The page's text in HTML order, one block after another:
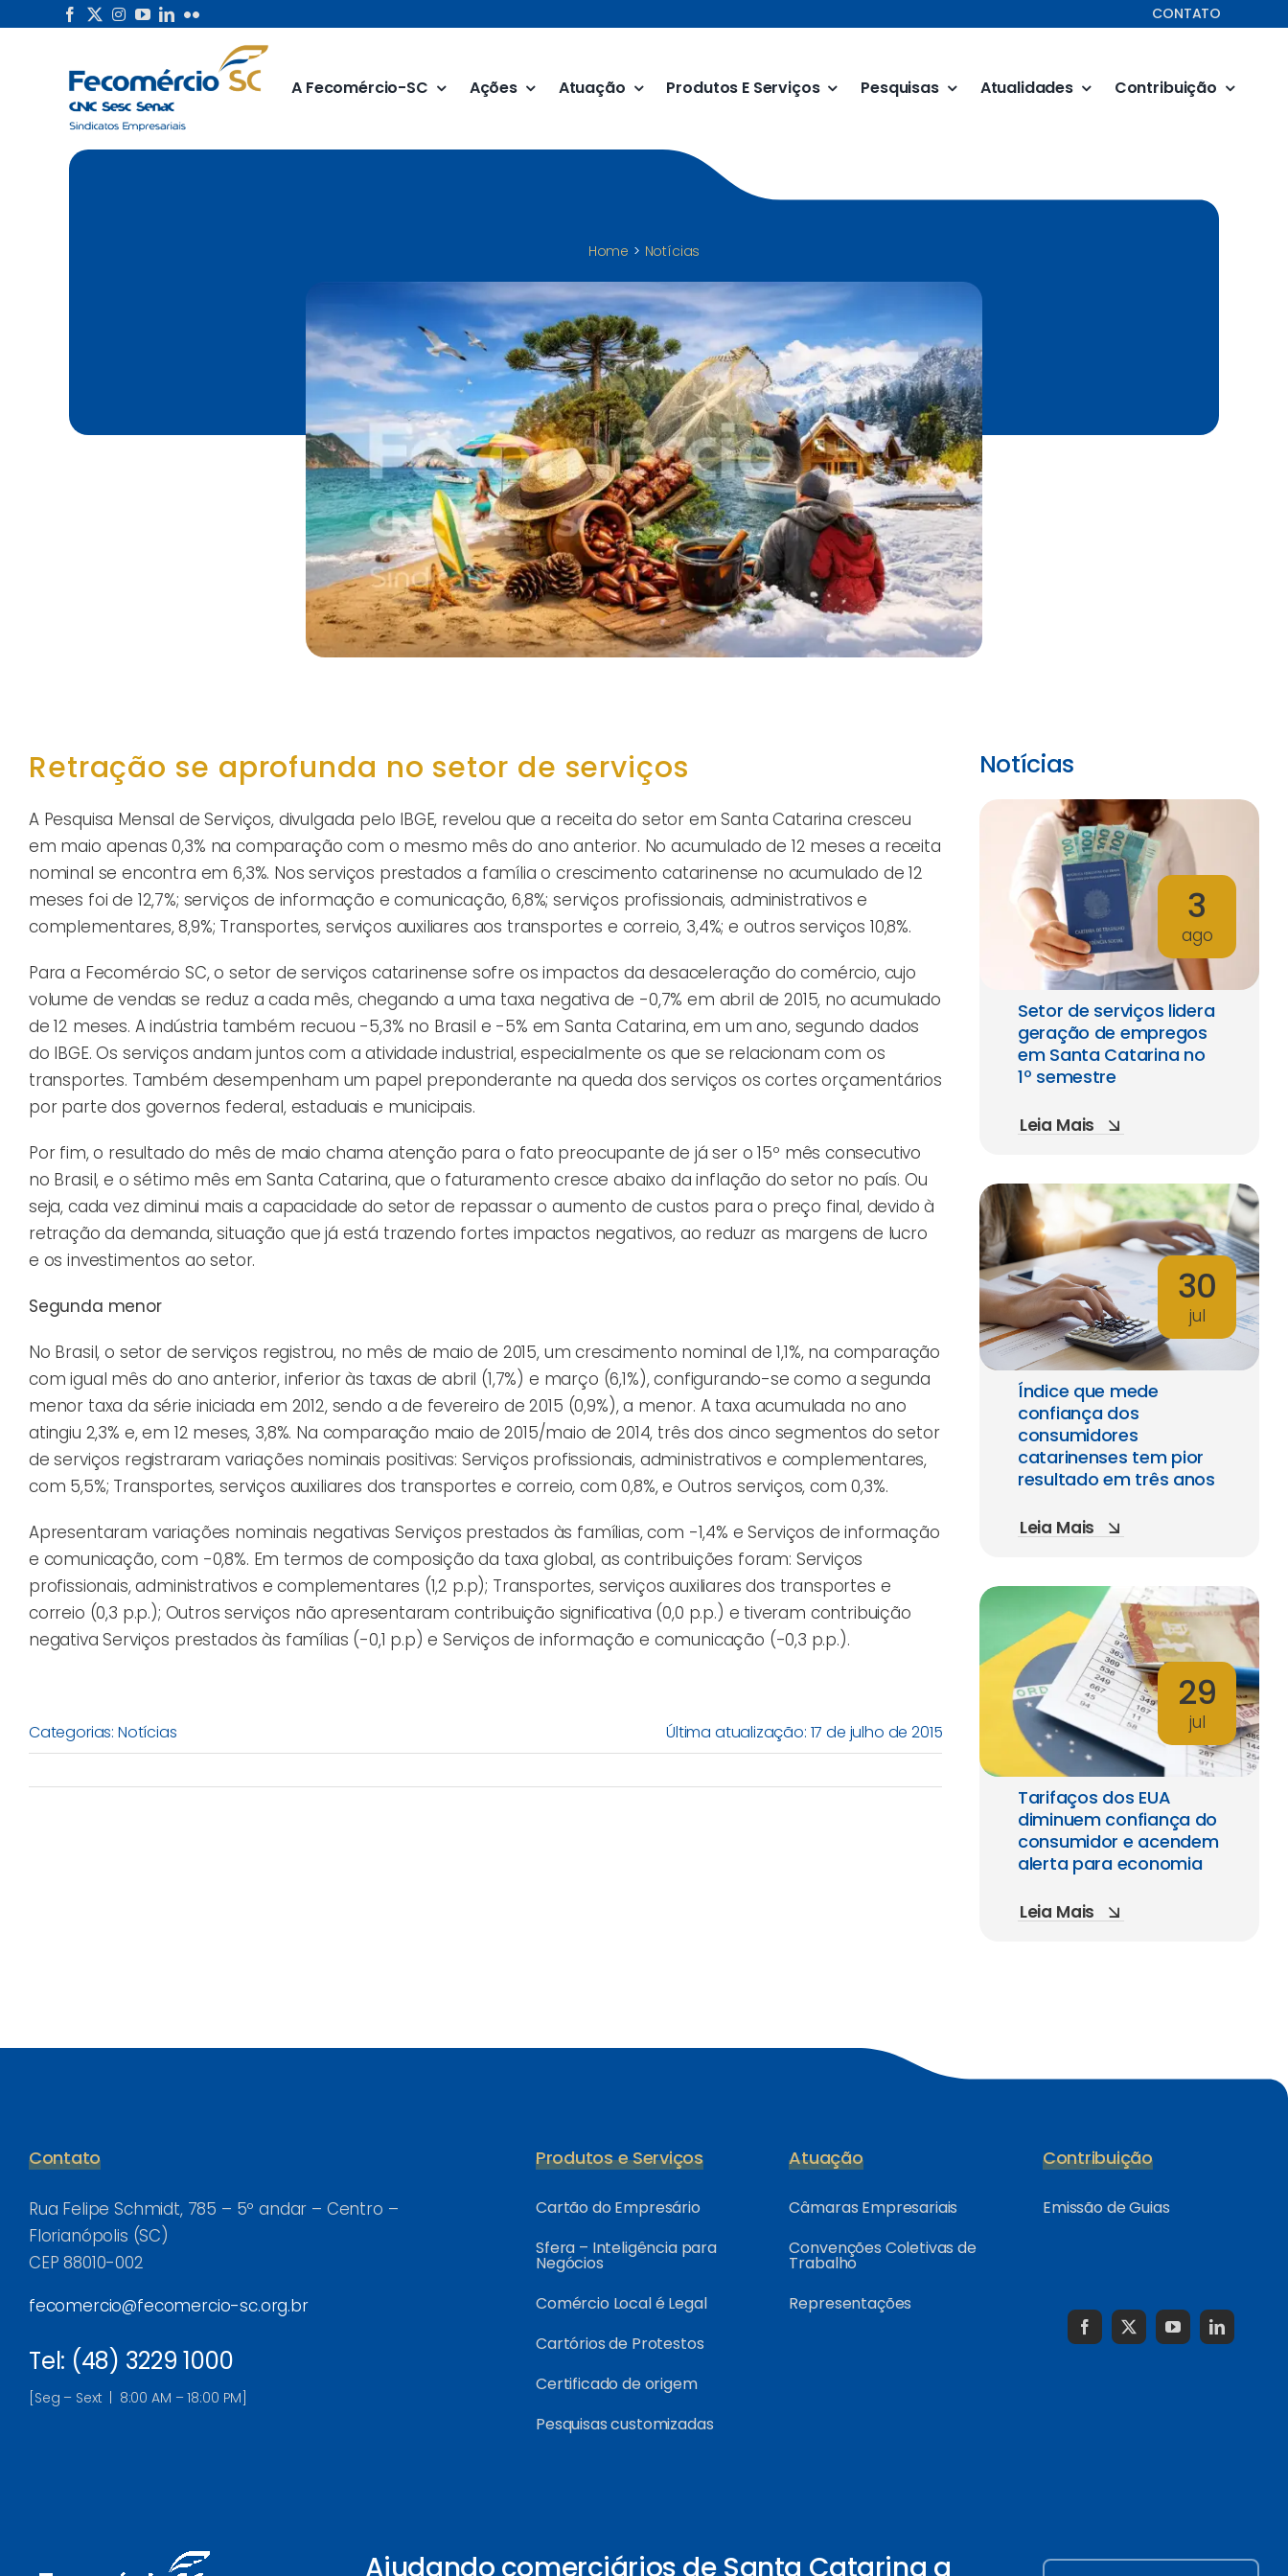
CONTATO
A Fecomércio-SC Ações Atuação Produtos E Serviços Pesquisas Atualidades Contribuição
Home Notícias
Retração se aprofunda no setor de serviços
A Pesquisa Mensal de Serviços, divulgada pelo IBGE, revelou que a receita do setor em Santa Catarina cresceu
em maio apenas 0,3% na comparação com o mesmo mês do ano anterior. No acumulado de 12 meses a receita
nominal se encontra em 6,3%. Nos serviços prestados a família o crescimento catarinense no acumulado de 12
meses foi de 12,7%; serviços de informação e comunicação, 6,8%; serviços profissionais, administrativos e
complementares, 8,9%; Transportes, serviços auxiliares aos transportes e correio, 3,4%; e outros serviços 10,8%.
Para a Fecomércio SC, o setor de serviços catarinense sofre os impactos da desaceleração do comércio, cujo
volume de vendas se reduz a cada mês, chegando a uma taxa negativa de -0,7% em abril de 2015, no acumulado
de 12 meses. A indústria também recuou -5,3% no Brasil e -5% em Santa Catarina, em um ano, segundo dados
do IBGE. Os serviços andam juntos com a atividade industrial, especialmente os que se relacionam com os
transportes. Também desempenham um papel preponderante na queda dos serviços os cortes orçamentários
por parte dos governos federal, estaduais e municipais.
Por fim, o resultado do mês de maio chama atenção para o fato preocupante de já ser o 15º mês consecutivo
no Brasil, e o sétimo mês em Santa Catarina, que o faturamento cresce abaixo da inflação do setor no país. Ou
seja, cada vez diminui mais a capacidade do setor de repassar o aumento de custos para o preço final, devido à
retração da demanda, situação que já está trazendo fortes impactos negativos, ao reduzr as margens de lucro
e os investimentos ao setor.
Segunda menor
No Brasil, o setor de serviços registrou, no mês de maio de 2015, um crescimento nominal de 1,1%, na comparação
com igual mês do ano anterior, inferior às taxas de abril (1,7%) e março (6,1%), configurando-se como a segunda
menor taxa da série iniciada em 2012, sendo a de fevereiro de 2015 (0,9%), a menor. A taxa acumulada no ano
atingiu 2,3% e, em 12 meses, 3,8%. Na comparação maio de 2015/maio de 2014, três dos cinco segmentos do setor
de serviços registraram variações nominais positivas: Serviços profissionais, administrativos e complementares,
com 5,5%; Transportes, serviços auxiliares dos transportes e correio, com 0,8%, e Outros serviços, com 0,3%.
Apresentaram variações nominais negativas Serviços prestados às famílias, com -1,4% e Serviços de informação
e comunicação, com -0,8%. Em termos de composição da taxa global, as contribuições foram: Serviços
profissionais, administrativos e complementares (1,2 p.p); Transportes, serviços auxiliares dos transportes e
correio (0,3 p.p.); Outros serviços não apresentaram contribuição significativa (0,0 p.p.) e tiveram contribuição
negativa Serviços prestados às famílias (-0,1 p.p) e Serviços de informação e comunicação (-0,3 p.p.).
Categorias: Notícias Última atualização: 17 de julho de 2015
Notícias
3
ago
Setor de serviços lidera
geração de empregos
em Santa Catarina no
1º semestre
Leia Mais
30
jul
Índice que mede
confiança dos
consumidores
catarinenses tem pior
resultado em três anos
Leia Mais
29
jul
Tarifaços dos EUA
diminuem confiança do
consumidor e acendem
alerta para economia
Leia Mais
Contato
Rua Felipe Schmidt, 785 – 5º andar – Centro –
Florianópolis (SC)
CEP 88010-002
fecomercio@fecomercio-sc.org.br
Tel: (48) 3229 1000
[Seg – Sext | 8:00 AM – 18:00 PM]
Produtos e Serviços
Cartão do Empresário
Sfera – Inteligência para
Negócios
Comércio Local é Legal
Cartórios de Protestos
Certificado de origem
Pesquisas customizadas
Atuação
Câmaras Empresariais
Convenções Coletivas de
Trabalho
Representações
Contribuição
Emissão de Guias
Ajudando comerciários de Santa Catarina a